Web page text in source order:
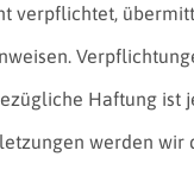
verpflichtet,
Haftung
werden wir